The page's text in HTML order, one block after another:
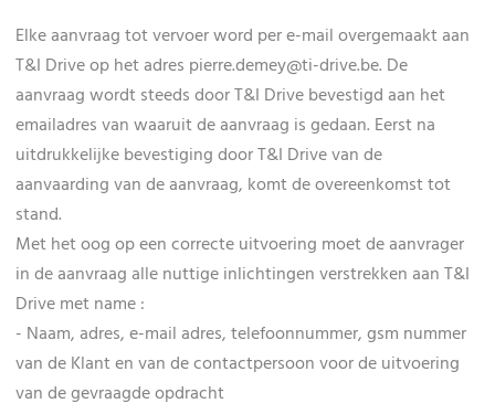
Elke aanvraag tot vervoer word per e-mail overgemaakt aan
T&I Drive op het adres pierre.demey@ti-drive.be. De
aanvraag wordt steeds door T&I Drive bevestigd aan het
emailadres van waaruit de aanvraag is gedaan. Eerst na
uitdrukkelijke bevestiging door T&I Drive van de
aanvaarding van de aanvraag, komt de overeenkomst tot
stand.
Met het oog op een correcte uitvoering moet de aanvrager
in de aanvraag alle nuttige inlichtingen verstrekken aan T&I
Drive met name :
- Naam, adres, e-mail adres, telefoonnummer, gsm nummer
van de Klant en van de contactpersoon voor de uitvoering
van de gevraagde opdracht